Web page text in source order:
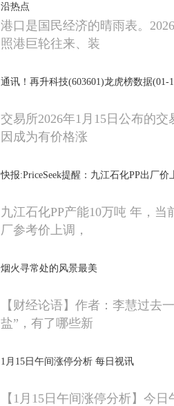
沿热点
港口是国民经济的晴雨表。
照港巨轮往来、装
通讯！再升科技(603601)龙虎榜数据(01-
交易所2026年1月15日公布的
因成为有价格涨
快报:PriceSeek提醒：九江石化PP出厂价
九江石化PP产能10万吨 年，当
厂参考价上调，
烟火寻常处的风景最美
【财经论语】作者：李慧过去
盐”，有了哪些新
1月15日午间涨停分析 每日视讯
【1月15日午间涨停分析】今